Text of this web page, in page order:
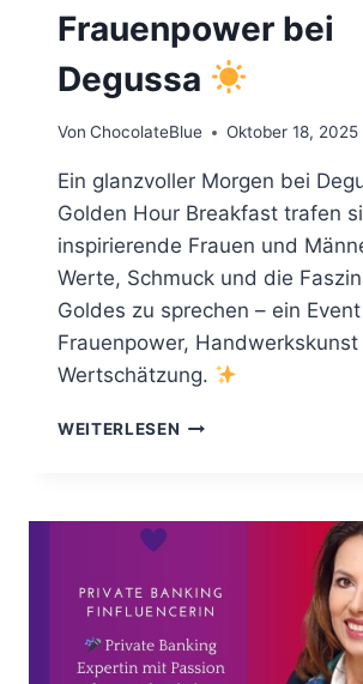
Frauenpower bei
Degussa
Von ChocolateBlue Oktober 18, 2025
Ein glanzvoller Morgen bei
Golden Hour Breakfast trafen
inspirierende Frauen und
Werte, Schmuck und die
Goldes zu sprechen – ein
Frauenpower,
Wertschätzung.
WEITERLESEN
SCHMUCK
BEI